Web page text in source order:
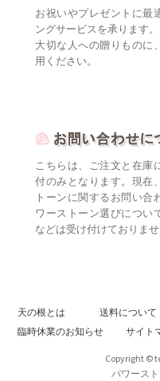
お祝いやプレゼントに最
ングサービスを承ります。
大切な人への贈りものに
用ください。
こちらは、ご注文と在庫
付のみとなります。現在
トーンに関するお問い合
ワーストーン選びについ
などは受け付けておりませ
天の根とは 送料について
臨時休業のお知らせ
サイト
Copyright ©
パワース